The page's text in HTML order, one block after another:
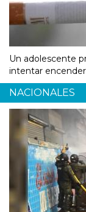
Un adolescente
intentar
NACIONALES